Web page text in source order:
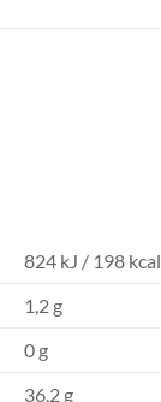
824 kJ / 198 kcal
1,2 g
0 g
36,2 g